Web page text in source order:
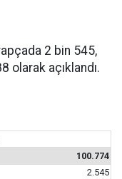
2 bin 545,
olarak açıklandı.
100.774
2.545